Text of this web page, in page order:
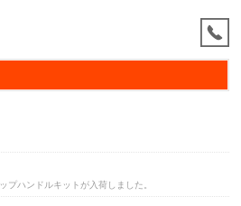
プハンドルキットが入荷しました。